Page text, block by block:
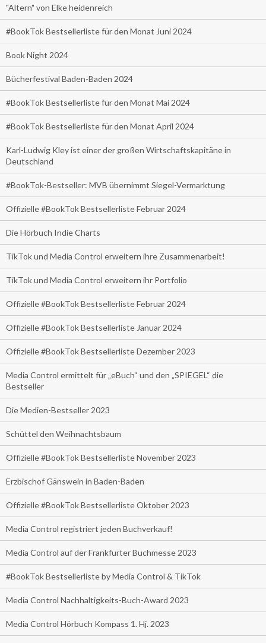
"Altern" von Elke heidenreich
#BookTok Bestsellerliste für den Monat Juni 2024
Book Night 2024
Bücherfestival Baden-Baden 2024
#BookTok Bestsellerliste für den Monat Mai 2024
#BookTok Bestsellerliste für den Monat April 2024
Karl-Ludwig Kley ist einer der großen Wirtschaftskapitäne in
Deutschland
#BookTok-Bestseller: MVB übernimmt Siegel-Vermarktung
Offizielle #BookTok Bestsellerliste Februar 2024
Die Hörbuch Indie Charts
TikTok und Media Control erweitern ihre Zusammenarbeit!
TikTok und Media Control erweitern ihr Portfolio
Offizielle #BookTok Bestsellerliste Februar 2024
Offizielle #BookTok Bestsellerliste Januar 2024
Offizielle #BookTok Bestsellerliste Dezember 2023
Media Control ermittelt für „eBuch“ und den „SPIEGEL“ die
Bestseller
Die Medien-Bestseller 2023
Schüttel den Weihnachtsbaum
Offizielle #BookTok Bestsellerliste November 2023
Erzbischof Gänswein in Baden-Baden
Offizielle #BookTok Bestsellerliste Oktober 2023
Media Control registriert jeden Buchverkauf!
Media Control auf der Frankfurter Buchmesse 2023
#BookTok Bestsellerliste by Media Control & TikTok
Media Control Nachhaltigkeits-Buch-Award 2023
Media Control Hörbuch Kompass 1. Hj. 2023